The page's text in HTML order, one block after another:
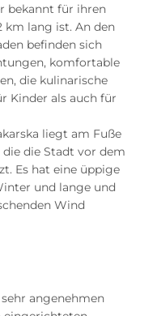
bekannt für ihren
km lang ist. An den
befinden sich
komfortable
die kulinarische
Kinder als auch für
liegt am Fuße
die die Stadt vor dem
Es hat eine üppige
und lange und
Wind
angenehmen